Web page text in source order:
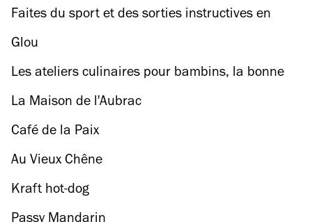
Marthe
Faites du sport et des sorties instructives en
famille
Glou
Les ateliers culinaires pour bambins, la bonne
recette
La Maison de l'Aubrac
Café de la Paix
Au Vieux Chêne
Kraft hot-dog